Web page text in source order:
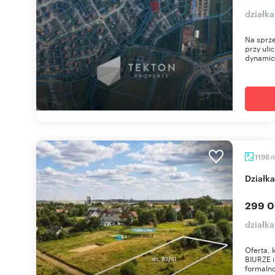
Na
przy
1198
299
Oferta,